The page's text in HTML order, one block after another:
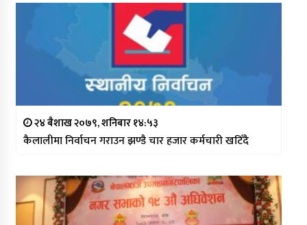
२४ बैशाख २०७९, शनिबार १४:५३
कैलालीमा निर्वाचन गराउन झण्डै चार हजार कर्मचारी खटिँदै